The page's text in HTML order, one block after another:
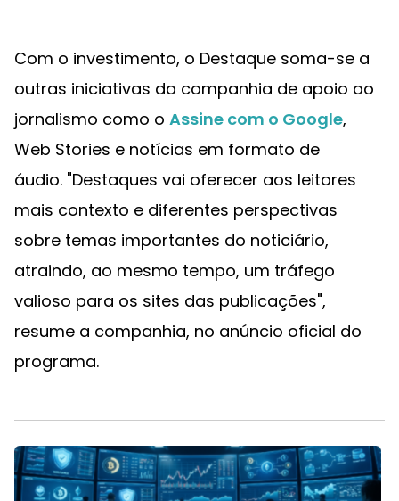
Com o investimento, o Destaque soma-se a
outras iniciativas da companhia de apoio ao
jornalismo como o Assine com o Google,
Web Stories e notícias em formato de
áudio. "Destaques vai oferecer aos leitores
mais contexto e diferentes perspectivas
sobre temas importantes do noticiário,
atraindo, ao mesmo tempo, um tráfego
valioso para os sites das publicações",
resume a companhia, no anúncio oficial do
programa.